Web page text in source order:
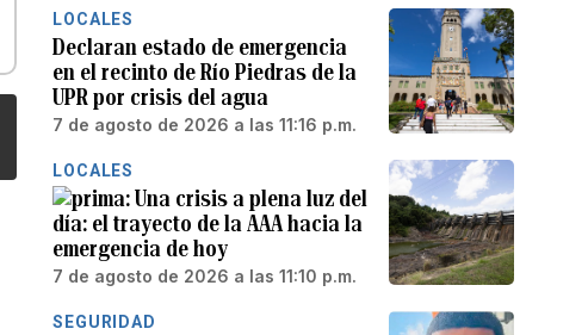
LOCALES
Declaran estado de emergencia
en el recinto de Río Piedras de la
UPR por crisis del agua
7 de agosto de 2026 a las 11:16 p.m.
LOCALES
Una crisis a plena luz del
día: el trayecto de la AAA hacia la
emergencia de hoy
7 de agosto de 2026 a las 11:10 p.m.
SEGURIDAD